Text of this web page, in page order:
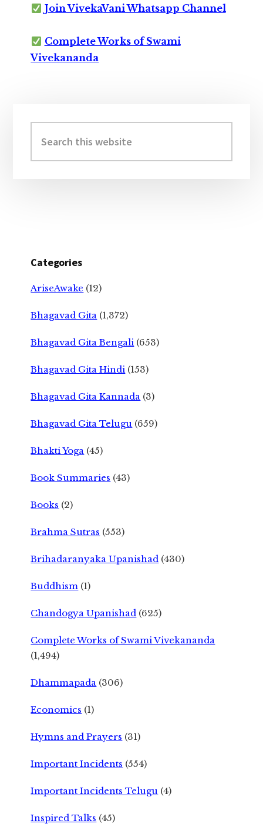
Join VivekaVani Whatsapp Channel
Complete Works of Swami
Vivekananda
Sidebar
this
website
Categories
AriseAwake (12)
Bhagavad Gita (1,372)
Bhagavad Gita Bengali (653)
Bhagavad Gita Hindi (153)
Bhagavad Gita Kannada (3)
Bhagavad Gita Telugu (659)
Bhakti Yoga (45)
Book Summaries (43)
Books (2)
Brahma Sutras (553)
Brihadaranyaka Upanishad (430)
Buddhism (1)
Chandogya Upanishad (625)
Complete Works of Swami Vivekananda
(1,494)
Dhammapada (306)
Economics (1)
Hymns and Prayers (31)
Important Incidents (554)
Important Incidents Telugu (4)
Inspired Talks (45)